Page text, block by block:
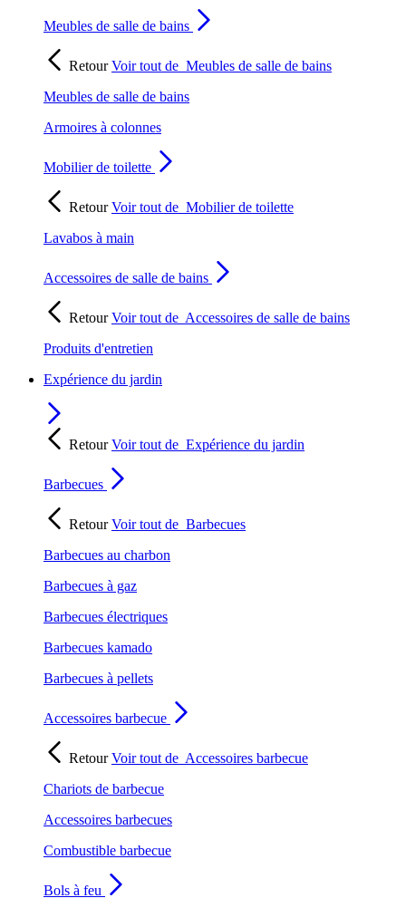
Meubles de salle de bains
RetourVoir tout de Meubles de salle de bains
Meubles de salle de bains
Armoires à colonnes
Mobilier de toilette
RetourVoir tout de Mobilier de toilette
Lavabos à main
Accessoires de salle de bains
RetourVoir tout de Accessoires de salle de bains
Produits d'entretien
Expérience du jardin
RetourVoir tout de Expérience du jardin
Barbecues
RetourVoir tout de Barbecues
Barbecues au charbon
Barbecues à gaz
Barbecues électriques
Barbecues kamado
Barbecues à pellets
Accessoires barbecue
RetourVoir tout de Accessoires barbecue
Chariots de barbecue
Accessoires barbecues
Combustible barbecue
Bols à feu